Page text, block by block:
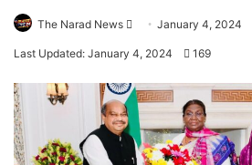
The Narad News
Send January 4, 2024
Last Updated: January 4, 2024 169